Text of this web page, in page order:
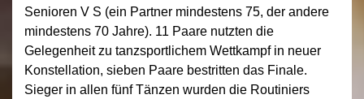
Senioren V S (ein Partner mindestens 75, der andere
mindestens 70 Jahre). 11 Paare nutzten die
Gelegenheit zu tanzsportlichem Wettkampf in neuer
Konstellation, sieben Paare bestritten das Finale.
Sieger in allen fünf Tänzen wurden die Routiniers